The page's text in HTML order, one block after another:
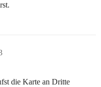
die Karte an Dritte